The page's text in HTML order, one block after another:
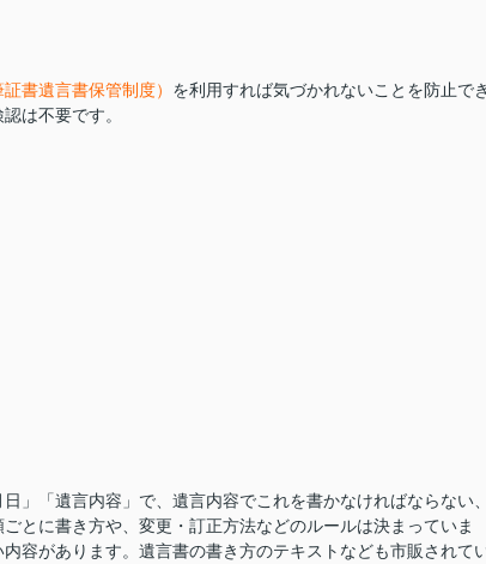
書遺言書保管制度） を利用すれば気づかれないことを防止でき
は不要です。
「遺言内容」で、遺言内容でこれを書かなければならない、
とに書き方や、変更・訂正方法などのルールは決まっていま
容があります。遺言書の書き方のテキストなども市販されて